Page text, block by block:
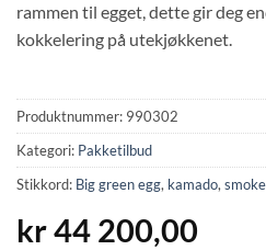
rammen til egget, dette gir deg
kokkelering på utekjøkkenet.
Produktnummer: 990302
Kategori: Pakketilbud
Stikkord: Big green egg, kamado,
kr44 200,00